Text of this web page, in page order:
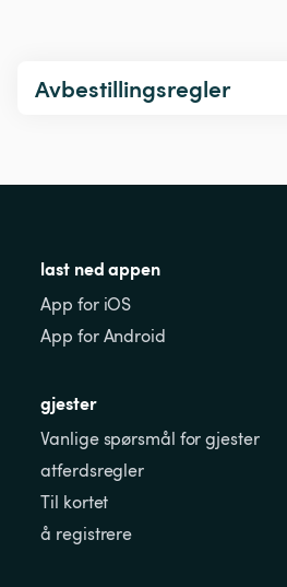
Avbestillingsregler
last ned appen
App for iOS
App for Android
gjester
Vanlige spørsmål for gjester
atferdsregler
Til kortet
å registrere